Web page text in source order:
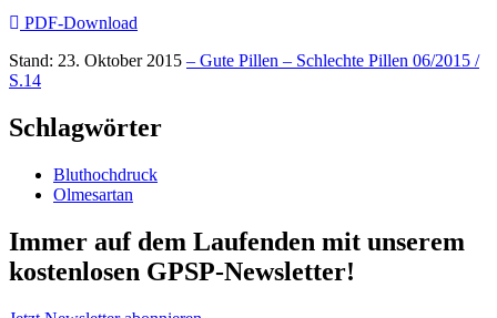
PDF-Download
Stand: 23. Oktober 2015 – Gute Pillen – Schlechte Pillen 06/2015 /
S.14
Schlagwörter
Bluthochdruck
Olmesartan
Immer auf dem Laufenden mit unserem
kostenlosen GPSP-Newsletter!